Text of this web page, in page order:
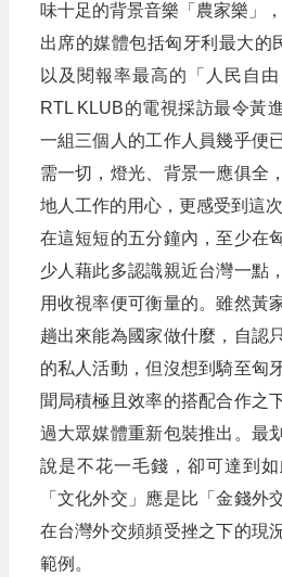
味十足的背景音樂「農家樂」
出席的媒體包括匈牙利最大的
以及閱報率最高的「人民自
RTL KLUB的電視採訪最令黃
一組三個人的工作人員幾乎便
需一切，燈光、背景一應俱全
地人工作的用心，更感受到這次
在這短短的五分鐘內，至少在
少人藉此多認識親近台灣一點
用收視率便可衡量的。雖然黃
趟出來能為國家做什麼，自認
的私人活動，但沒想到騎至匈
聞局積極且效率的搭配合作之
過大眾媒體重新包裝推出。最
說是不花一毛錢，卻可達到
「文化外交」應是比「金錢外
在台灣外交頻頻受挫之下的現
範例。